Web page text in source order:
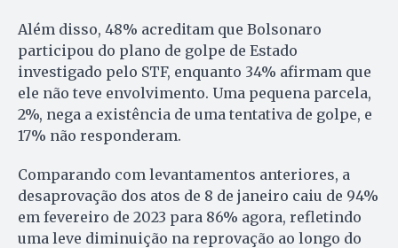
Além disso, 48% acreditam que Bolsonaro
participou do plano de golpe de Estado
investigado pelo STF, enquanto 34% afirmam que
ele não teve envolvimento. Uma pequena parcela,
2%, nega a existência de uma tentativa de golpe, e
17% não responderam.
Comparando com levantamentos anteriores, a
desaprovação dos atos de 8 de janeiro caiu de 94%
em fevereiro de 2023 para 86% agora, refletindo
uma leve diminuição na reprovação ao longo do